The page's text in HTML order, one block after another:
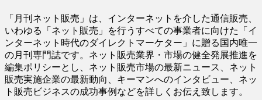
「月刊ネット販売」は、インターネットを介した通信販売、
いわゆる「ネット販売」を行うすべての事業者に向けた「イ
ンターネット時代のダイレクトマーケター」に贈る国内唯一
の月刊専門誌です。ネット販売業界・市場の健全発展推進を
編集ポリシーとし、ネット販売市場の最新ニュース、ネット
販売実施企業の最新動向、キーマンへのインタビュー、ネッ
ト販売ビジネスの成功事例などを詳しくお伝え致します。